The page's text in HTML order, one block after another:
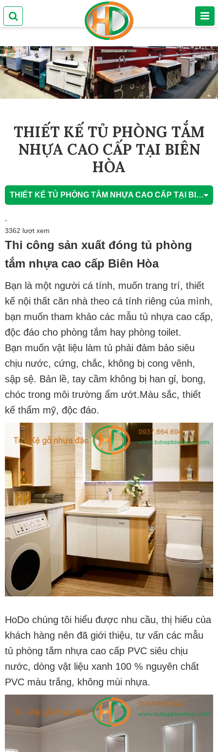
THIẾT KẾ TỦ PHÒNG TẮM
NHỰA CAO CẤP TẠI BIÊN
HÒA
THIẾT KẾ TỦ PHÒNG TẮM NHỰA CAO CẤP TẠI BIÊN HÒA
-
3362 lượt xem
Thi công sản xuất đóng tủ phòng
tắm nhựa cao cấp Biên Hòa
Bạn là một người cá tính, muốn trang trí, thiết
kế nội thất căn nhà theo cá tính riêng của mình,
bạn muốn tham khảo các mẫu tủ nhựa cao cấp,
độc đáo cho phòng tắm hay phòng toilet.
Bạn muốn vật liệu làm tủ phải đảm bảo siêu
chịu nước, cứng, chắc, không bị cong vênh,
sập sệ. Bản lề, tay cầm không bị han gỉ, bong,
chóc trong môi trường ẩm ướt.Màu sắc, thiết
kế thẩm mỹ, độc đáo.
HoDo chúng tôi hiểu được nhu cầu, thị hiếu của
khách hàng nên đã giới thiệu, tư vấn các mẫu
tủ phòng tắm nhựa cao cấp PVC siêu chịu
nước, dòng vật liệu xanh 100 % nguyên chất
PVC màu trắng, không mùi nhựa.